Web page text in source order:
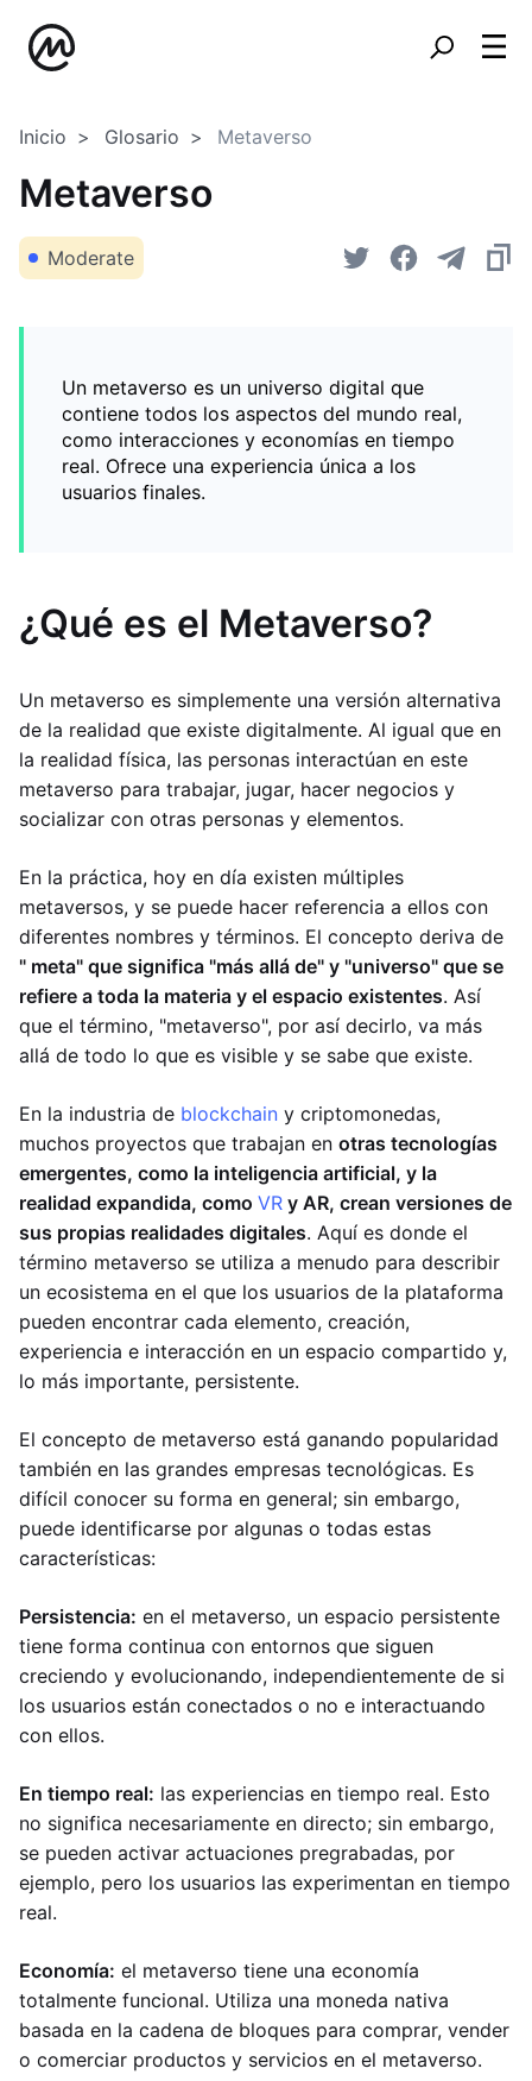
Inicio Glosario Metaverso
Metaverso
Moderate
Un metaverso es un universo digital que
contiene todos los aspectos del mundo real,
como interacciones y economías en tiempo
real. Ofrece una experiencia única a los
usuarios finales.
¿Qué es el Metaverso?
Un metaverso es simplemente una versión alternativa
de la realidad que existe digitalmente. Al igual que en
la realidad física, las personas interactúan en este
metaverso para trabajar, jugar, hacer negocios y
socializar con otras personas y elementos.
En la práctica, hoy en día existen múltiples
metaversos, y se puede hacer referencia a ellos con
diferentes nombres y términos. El concepto deriva de
" meta" que significa "más allá de" y "universo" que se
refiere a toda la materia y el espacio existentes. Así
que el término, "metaverso", por así decirlo, va más
allá de todo lo que es visible y se sabe que existe.
En la industria de blockchain y criptomonedas,
muchos proyectos que trabajan en otras tecnologías
emergentes, como la inteligencia artificial, y la
realidad expandida, como VR y AR, crean versiones de
sus propias realidades digitales. Aquí es donde el
término metaverso se utiliza a menudo para describir
un ecosistema en el que los usuarios de la plataforma
pueden encontrar cada elemento, creación,
experiencia e interacción en un espacio compartido y,
lo más importante, persistente.
El concepto de metaverso está ganando popularidad
también en las grandes empresas tecnológicas. Es
difícil conocer su forma en general; sin embargo,
puede identificarse por algunas o todas estas
características:
Persistencia: en el metaverso, un espacio persistente
tiene forma continua con entornos que siguen
creciendo y evolucionando, independientemente de si
los usuarios están conectados o no e interactuando
con ellos.
En tiempo real: las experiencias en tiempo real. Esto
no significa necesariamente en directo; sin embargo,
se pueden activar actuaciones pregrabadas, por
ejemplo, pero los usuarios las experimentan en tiempo
real.
Economía: el metaverso tiene una economía
totalmente funcional. Utiliza una moneda nativa
basada en la cadena de bloques para comprar, vender
o comerciar productos y servicios en el metaverso.